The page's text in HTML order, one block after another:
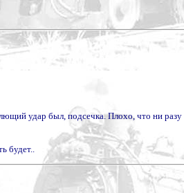
удар был, подсечка. Плохо, что ни разу
будет..